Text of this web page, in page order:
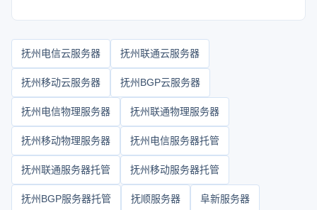
抚州电信云服务器 抚州联通云服务器
抚州移动云服务器 抚州BGP云服务器
抚州电信物理服务器 抚州联通物理服务器
抚州移动物理服务器 抚州电信服务器托管
抚州联通服务器托管 抚州移动服务器托管
抚州BGP服务器托管 抚顺服务器 阜新服务器